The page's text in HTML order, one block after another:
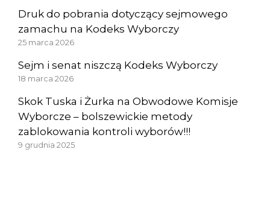
Druk do pobrania dotyczący sejmowego
zamachu na Kodeks Wyborczy
25 marca 2026
Sejm i senat niszczą Kodeks Wyborczy
18 marca 2026
Skok Tuska i Żurka na Obwodowe Komisje
Wyborcze – bolszewickie metody
zablokowania kontroli wyborów!!!
9 grudnia 2025